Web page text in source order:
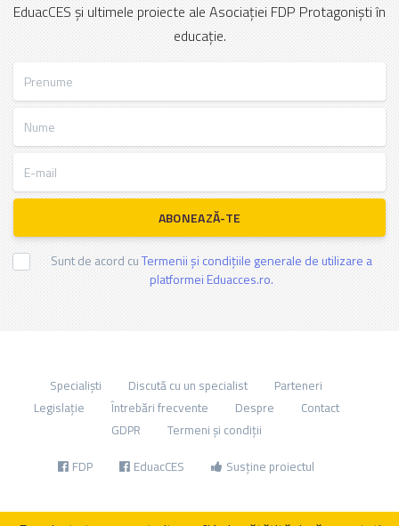
EduacCES și ultimele proiecte ale Asociației FDP Protagoniști în
educație.
ABONEAZĂ-TE
Sunt de acord cuTermenii și condițiile generale de utilizare a
platformei Eduacces.ro.
Specialiști Discută cu un specialist
Parteneri
Legislație
Întrebări frecvente Despre
Contact
GDPR
Termeni și condiții
FDP EduacCES Susține proiectul